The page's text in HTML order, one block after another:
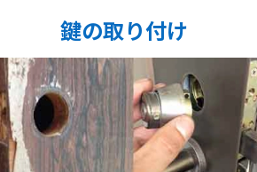
鍵の取り付け